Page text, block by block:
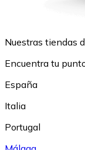
Nuestras tiendas
Encuentra tu
España
Italia
Portugal